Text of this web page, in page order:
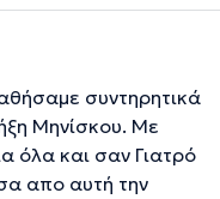
συντηρητικά
Μηνίσκου. Με
όλα και σαν Γιατρό
απο αυτή την